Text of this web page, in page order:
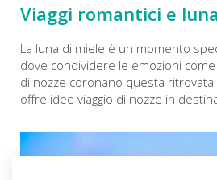
Viaggi romantici e
La luna di miele è un momento
dove condividere le emozioni come
di nozze coronano questa ritrovata
offre idee viaggio di nozze in